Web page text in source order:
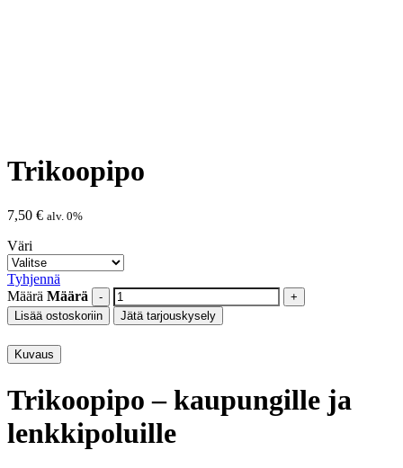
Trikoopipo
7,50 € alv. 0%
Väri
Tyhjennä
Määrä Määrä
Lisää ostoskoriin Jätä tarjouskysely
Kuvaus
Trikoopipo – kaupungille ja
lenkkipoluille